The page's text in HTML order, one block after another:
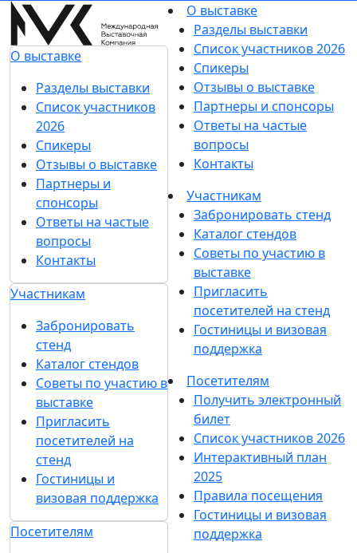
О выставке
Разделы выставки
Список участников
2026
Спикеры
Отзывы о выставке
Партнеры и
спонсоры
Ответы на частые
вопросы
Контакты
Участникам
Забронировать
стенд
Каталог стендов
Советы по участию в
выставке
Пригласить
посетителей на
стенд
Гостиницы и
визовая поддержка
Посетителям
О выставке
Разделы выставки
Список участников 2026
Спикеры
Отзывы о выставке
Партнеры и спонсоры
Ответы на частые
вопросы
Контакты
Участникам
Забронировать стенд
Каталог стендов
Советы по участию в
выставке
Пригласить
посетителей на стенд
Гостиницы и визовая
поддержка
Посетителям
Получить электронный
билет
Список участников 2026
Интерактивный план
2025
Правила посещения
Гостиницы и визовая
поддержка